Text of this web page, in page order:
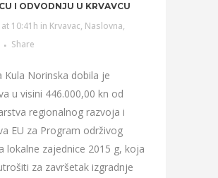
I ODVODNJU U KRVAVCU
10:41h in Krvavac, Naslovna,
Share
Kula Norinska dobila je
u visini 446.000,00 kn od
regionalnog razvoja i
EU za Program održivog
lokalne zajednice 2015 g, koja
za završetak izgradnje